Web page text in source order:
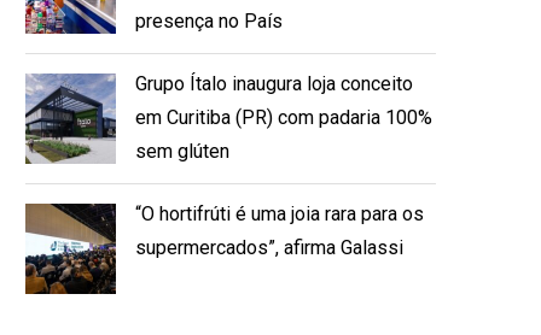
presença no País
Grupo Ítalo inaugura loja conceito
em Curitiba (PR) com padaria 100%
sem glúten
“O hortifrúti é uma joia rara para os
supermercados”, afirma Galassi